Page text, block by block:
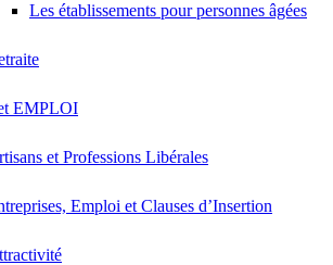
Les établissements pour personnes âgées
EMPLOI
et Professions Libérales
Emploi et Clauses d’Insertion